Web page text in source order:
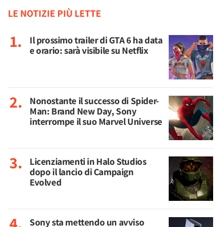
LE NOTIZIE PIÙ LETTE
Il prossimo trailer di GTA 6 ha data
e orario: sarà visibile su Netflix
Nonostante il successo di Spider-
Man: Brand New Day, Sony
interrompe il suo Marvel Universe
Licenziamenti in Halo Studios
dopo il lancio di Campaign
Evolved
Sony sta mettendo un avviso